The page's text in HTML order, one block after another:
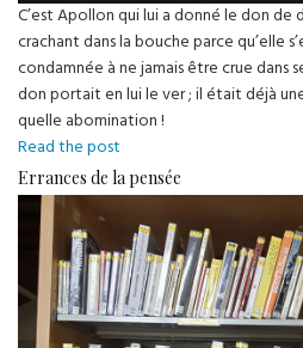
C’est Apollon qui lui a donné le don de
crachant dans la bouche parce qu’elle
condamnée à ne jamais être crue dans
don portait en lui le ver ; il était déjà
quelle abomination !
Read the post
de
malheur
Errances de la pensée